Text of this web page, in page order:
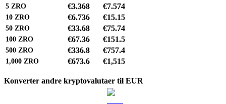
5 ZRO €3.368 €7.574
10 ZRO €6.736 €15.15
50 ZRO €33.68 €75.74
100 ZRO €67.36 €151.5
500 ZRO €336.8 €757.4
1,000 ZRO €673.6 €1,515
Konverter andre kryptovalutaer til EUR